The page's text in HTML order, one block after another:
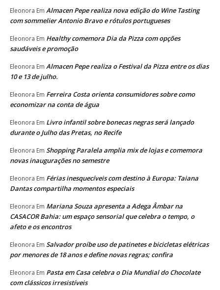
Eleonora Em Almacen Pepe realiza nova edição do Wine Tasting
com sommelier Antonio Bravo e rótulos portugueses
Eleonora Em Healthy comemora Dia da Pizza com opções
saudáveis e promoção
Eleonora Em Almacen Pepe realiza o Festival da Pizza entre os dias
10 e 13 de julho.
Eleonora Em Ferreira Costa orienta consumidores sobre como
economizar na conta de água
Eleonora Em Livro infantil sobre bonecas negras será lançado
durante o Julho das Pretas, no Recife
Eleonora Em Shopping Paralela amplia mix de lojas e comemora
novas inaugurações no semestre
Eleonora Em Férias inesquecíveis com destino à Europa: Taiana
Dantas compartilha momentos especiais
Eleonora Em Mariana Souza apresenta a Adega Âmbar na
CASACOR Bahia: um espaço sensorial que celebra o tempo, o
afeto e os encontros
Eleonora Em Salvador proíbe uso de patinetes e bicicletas elétricas
por menores de 18 anos e define novas regras; confira
Eleonora Em Pasta em Casa celebra o Dia Mundial do Chocolate
com clássicos irresistíveis